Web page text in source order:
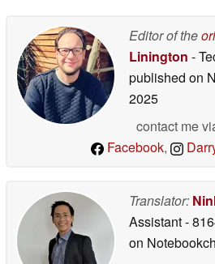
Editor of the
Linington -
published on
2025
contact me
Facebook,
Translator:
Assistant-
on